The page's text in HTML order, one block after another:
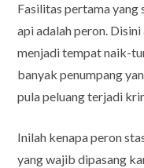
Fasilitas pertama yang
api adalah peron.
menjadi tempat naik-
banyak penumpang
pula peluang terjadi
Inilah kenapa peron
yang wajib dipasang